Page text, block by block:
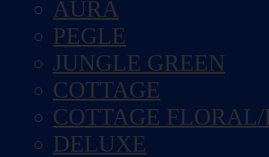
AURA
PEGLE
JUNGLE GREEN
COTTAGE
COTTAGE
DELUXE